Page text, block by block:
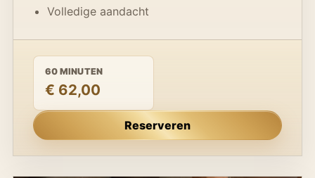
Volledige aandacht
60 MINUTEN
€ 62,00
Reserveren